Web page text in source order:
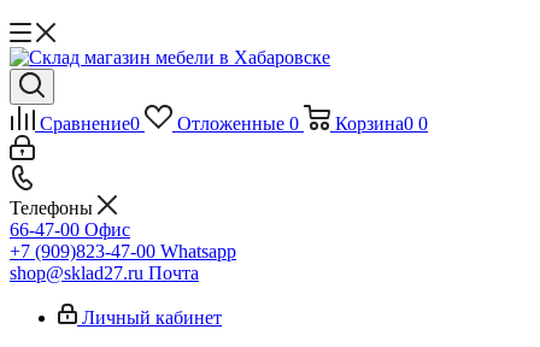
Сравнение0 Отложенные 0 Корзина0 0
Телефоны
66-47-00 Офис
+7 (909)823-47-00 Whatsapp
shop@sklad27.ru Почта
Личный кабинет